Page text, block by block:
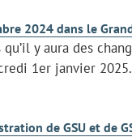
2024 dans le
y aura des
1er janvier 2025.
de GSU et de